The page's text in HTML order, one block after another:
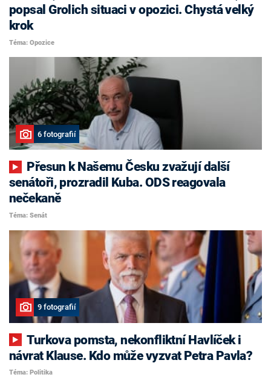
popsal Grolich situaci v opozici. Chystá velký
krok
Téma: Opozice
6 fotografií
senátoři, prozradil Kuba. ODS reagovala
nečekaně
Téma: Senát
9 fotografií
Turkova pomsta, nekonfliktní Havlíček i
návrat Klause. Kdo může vyzvat Petra Pavla?
Téma: Politika